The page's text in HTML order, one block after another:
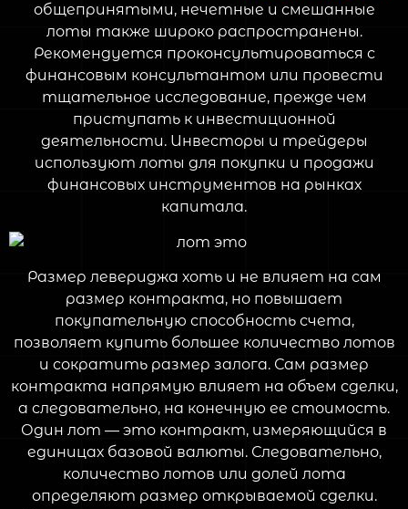
общепринятыми, нечетные и смешанные
лоты также широко распространены.
Рекомендуется проконсультироваться с
финансовым консультантом или провести
тщательное исследование, прежде чем
приступать к инвестиционной
деятельности. Инвесторы и трейдеры
используют лоты для покупки и продажи
финансовых инструментов на рынках
капитала.
Размер левериджа хоть и не влияет на сам
размер контракта, но повышает
покупательную способность счета,
позволяет купить большее количество лотов
и сократить размер залога. Сам размер
контракта напрямую влияет на объем сделки,
а следовательно, на конечную ее стоимость.
Один лот — это контракт, измеряющийся в
единицах базовой валюты. Следовательно,
количество лотов или долей лота
определяют размер открываемой сделки.